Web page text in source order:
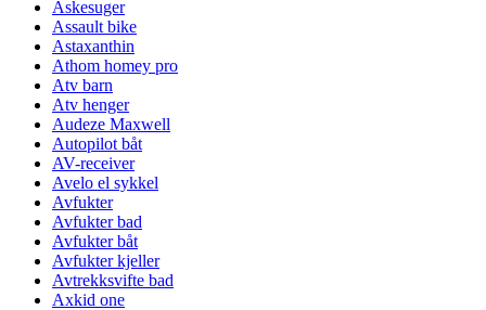
Askesuger
Assault bike
Astaxanthin
Athom homey pro
Atv barn
Atv henger
Audeze Maxwell
Autopilot båt
AV-receiver
Avelo el sykkel
Avfukter
Avfukter bad
Avfukter båt
Avfukter kjeller
Avtrekksvifte bad
Axkid one